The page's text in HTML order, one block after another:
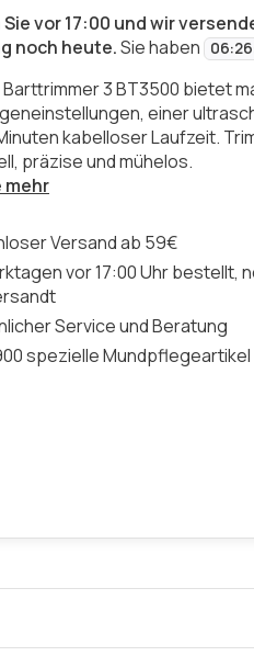
vor 17:00 und wir
noch heute.Sie haben 06:26
3 BT3500 bietet
einer
kabelloser Laufzeit.
präzise und mühelos.
mehr
Versand ab 59€
vor 17:00 Uhr bestellt,
Service und Beratung
spezielle Mundpflegeartikel